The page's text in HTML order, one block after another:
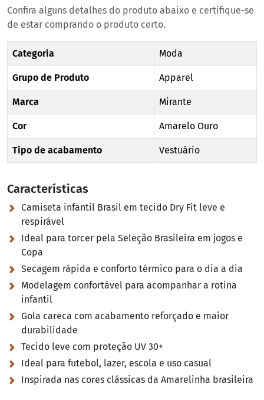
Confira alguns detalhes do produto abaixo e certifique-se
de estar comprando o produto certo.
Categoria Moda
Grupo de Produto Apparel
Marca Mirante
Cor Amarelo Ouro
Tipo de acabamento Vestuário
Características
Camiseta infantil Brasil em tecido Dry Fit leve e
respirável
Ideal para torcer pela Seleção Brasileira em jogos e
Copa
Secagem rápida e conforto térmico para o dia a dia
Modelagem confortável para acompanhar a rotina
infantil
Gola careca com acabamento reforçado e maior
durabilidade
Tecido leve com proteção UV 30+
Ideal para futebol, lazer, escola e uso casual
Inspirada nas cores clássicas da Amarelinha brasileira